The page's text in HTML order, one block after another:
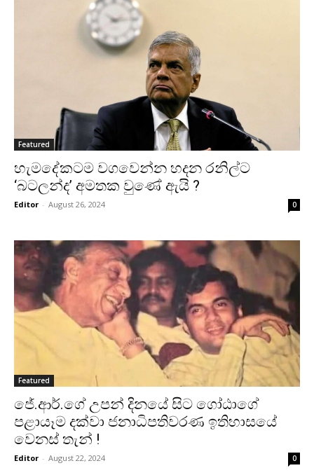
Featured
හැමදේකටම වගවෙන්න හදන රනිල්ට
‘බටලන්ද’ අමතක වුණේ ඇයි ?
Editor - August 26, 2024 0
Featured
ජේ.ආර්.ගේ උපන් දිනයේ සිට ගෝඨාගේ
පළායෑම දක්වා ජනාධිපතිවරණ ඉතිහාසයේ
වෙනස් තැන් !
Editor - August 22, 2024 0